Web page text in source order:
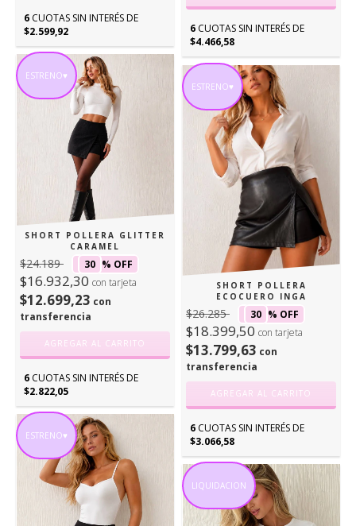
6 CUOTAS SIN INTERÉS DE
$2.599,92
6 CUOTAS SIN INTERÉS DE
$4.466,58
ESTRENO♥
SHORT POLLERA GLITTER
CARAMEL
$24.189 30 % OFF
$16.932,30 con tarjeta
$12.699,23 con
transferencia
AGREGAR AL CARRITO
6 CUOTAS SIN INTERÉS DE
$2.822,05
ESTRENO♥
SHORT POLLERA
ECOCUERO INGA
$26.285 30 % OFF
$18.399,50 con tarjeta
$13.799,63 con
transferencia
AGREGAR AL CARRITO
6 CUOTAS SIN INTERÉS DE
$3.066,58
ESTRENO♥
LIQUIDACION